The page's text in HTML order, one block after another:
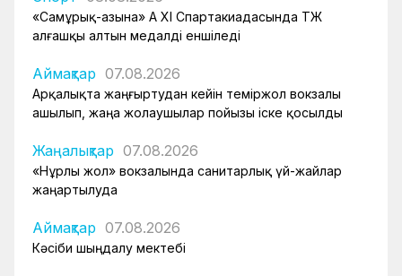
«Самұрық-Қазына» АҚ XI Спартакиадасында ҚТЖ
алғашқы алтын медалді еншіледі
Аймақтар 07.08.2026
Арқалықта жаңғыртудан кейін теміржол вокзалы
ашылып, жаңа жолаушылар пойызы іске қосылды
Жаңалықтар 07.08.2026
«Нұрлы жол» вокзалында санитарлық үй-жайлар
жаңартылуда
Аймақтар 07.08.2026
Кәсіби шыңдалу мектебі